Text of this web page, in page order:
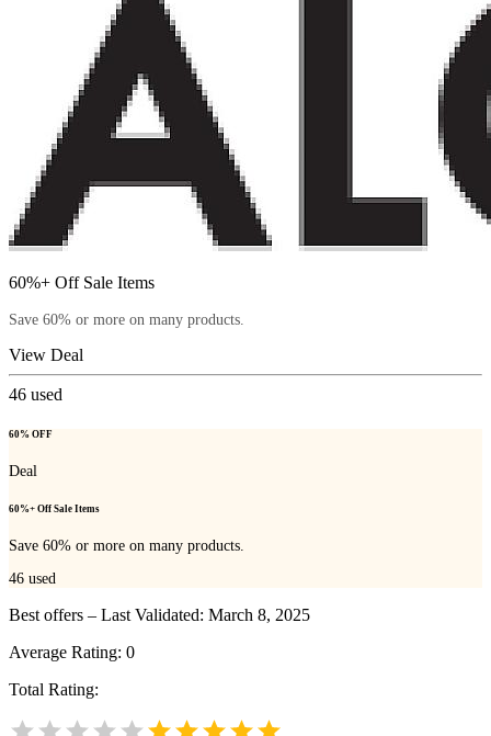
60%+ Off Sale Items
Save 60% or more on many products.
View Deal
46 used
60% OFF
Deal
60%+ Off Sale Items
Save 60% or more on many products.
46 used
Best offers – Last Validated: March 8, 2025
Average Rating: 0
Total Rating: